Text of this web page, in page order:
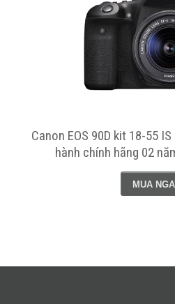
Canon EOS 90D kit 18-55
hành chính hãng 02
MUA